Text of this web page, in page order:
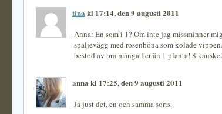
tina kl 17:14, den 9 augusti 2011
Anna: En som i 1? Om inte jag missminner
spaljevägg med rosenböna som kolade
bestod av bra många fler än 1 planta! 8
anna kl 17:25, den 9 augusti 2011
Ja just det, en och samma sorts..